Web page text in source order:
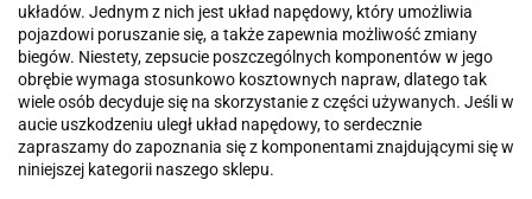
układów. Jednym z nich jest układ napędowy, który umożliwia
pojazdowi poruszanie się, a także zapewnia możliwość zmiany
biegów. Niestety, zepsucie poszczególnych komponentów w jego
obrębie wymaga stosunkowo kosztownych napraw, dlatego tak
wiele osób decyduje się na skorzystanie z części używanych. Jeśli w
aucie uszkodzeniu uległ układ napędowy, to serdecznie
zapraszamy do zapoznania się z komponentami znajdującymi się w
niniejszej kategorii naszego sklepu.